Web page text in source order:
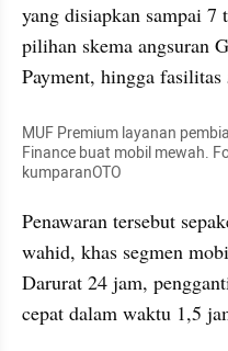
yang disiapkan sampai 7
pilihan skema angsuran
Payment, hingga fasilitas
MUF Premium layanan
Finance buat mobil mewah.
kumparanOTO
Penawaran tersebut
wahid, khas segmen
Darurat 24 jam,
cepat dalam waktu 1,5